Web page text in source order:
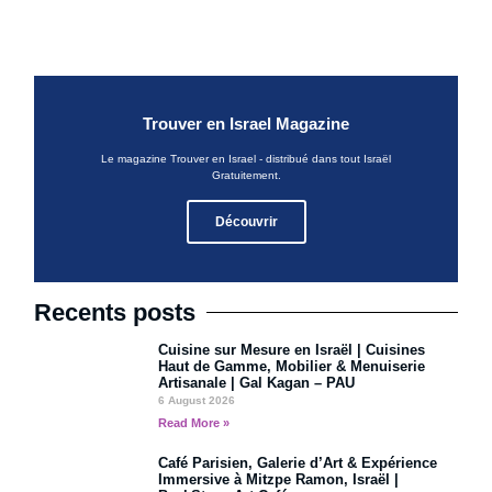
Trouver en Israel Magazine
Le magazine Trouver en Israel - distribué dans tout Israël
Gratuitement.
Découvrir
Recents posts
Cuisine sur Mesure en Israël | Cuisines
Haut de Gamme, Mobilier & Menuiserie
Artisanale | Gal Kagan – PAU
6 August 2026
Read More »
Café Parisien, Galerie d’Art & Expérience
Immersive à Mitzpe Ramon, Israël |